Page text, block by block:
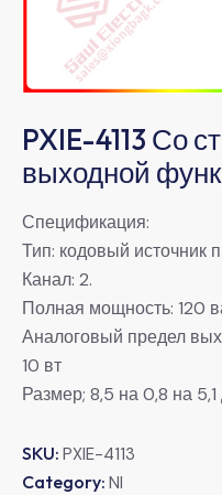
PXIE-4113 Со
выходной
Спецификация:
Тип: кодовый источник
Канал: 2.
Полная мощность: 120
Аналоговый предел
10 вт
Размер; 8,5 на 0,8 на
SKU: PXIE-4113
Category: NI